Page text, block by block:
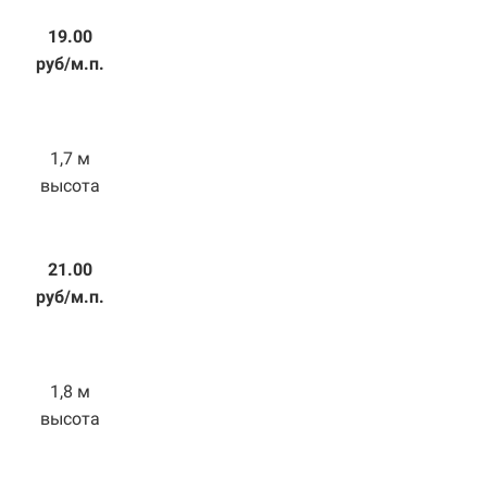
19.00
руб/м.п.
1,7 м
высота
21.00
руб/м.п.
1,8 м
высота